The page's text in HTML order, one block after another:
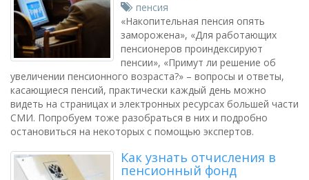
пенсия
«Накопительная пенсия опять
заморожена», «Для работающих
пенсионеров проиндексируют
пенсии», «Примут ли решение об
увеличении пенсионного возраста?» – вопросы и ответы,
касающиеся пенсий, практически каждый день можно
видеть на страницах и электронных ресурсах большей части
СМИ. Попробуем тоже разобраться в них и подробно
остановиться на некоторых с помощью экспертов.
Как узнать отчисления в
пенсионный фонд